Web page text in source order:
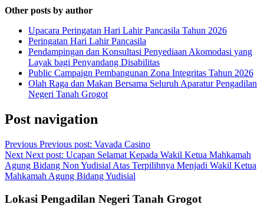
Other posts by author
Upacara Peringatan Hari Lahir Pancasila Tahun 2026
Peringatan Hari Lahir Pancasila
Pendampingan dan Konsultasi Penyediaan Akomodasi yang
Layak bagi Penyandang Disabilitas
Public Campaign Pembangunan Zona Integritas Tahun 2026
Olah Raga dan Makan Bersama Seluruh Aparatur Pengadilan
Negeri Tanah Grogot
Post navigation
Previous Previous post: Vavada Casino
Next Next post: Ucapan Selamat Kepada Wakil Ketua Mahkamah
Agung Bidang Non Yudisial Atas Terpilihnya Menjadi Wakil Ketua
Mahkamah Agung Bidang Yudisial
Lokasi Pengadilan Negeri Tanah Grogot